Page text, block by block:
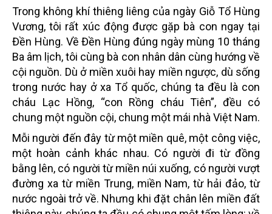
Trong không khí thiêng liêng của ngày Giỗ Tổ Hùng
Vương, tôi rất xúc động được gặp bà con ngay tại
Đền Hùng. Về Đền Hùng đúng ngày mùng 10 tháng
Ba âm lịch, tôi cùng bà con nhân dân cùng hướng về
cội nguồn. Dù ở miền xuôi hay miền ngược, dù sống
trong nước hay ở xa Tổ quốc, chúng ta đều là con
cháu Lạc Hồng, “con Rồng cháu Tiên”, đều có
chung một nguồn cội, chung một mái nhà Việt Nam.
Mỗi người đến đây từ một miền quê, một công việc,
một hoàn cảnh khác nhau. Có người đi từ đồng
bằng lên, có người từ miền núi xuống, có người vượt
đường xa từ miền Trung, miền Nam, từ hải đảo, từ
nước ngoài trở về. Nhưng khi đặt chân lên miền đất